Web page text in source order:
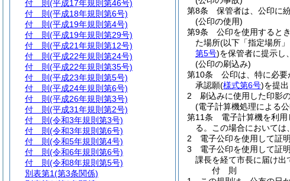
第8条
保管者は、公印に
(公印の使用)
第9条
公印を使用すると
た場所(以下「指定場所
第5号)を保管者に提示し
(公印の刷込み)
第10条
公印は、特に必要
承認願(様式第6号)を提
2
刷込みに使用した印影
(電子計算機処理による
第11条
電子計算機を利
る。
この場合においては
2
電子公印を使用して証
3
電子公印を使用して証
課長を経て市長に届け出
付 則
付 則 (平成17年規則第46号)
付 則 (平成18年規則第6号)
付 則 (平成19年規則第4号)
付 則 (平成19年規則第29号)
付 則 (平成21年規則第12号)
付 則 (平成22年規則第24号)
付 則 (平成22年規則第35号)
付 則 (平成23年規則第5号)
付 則 (平成24年規則第6号)
付 則 (平成26年規則第3号)
付 則 (平成31年規則第2号)
付 則 (令和3年規則第3号)
付 則 (令和3年規則第6号)
付 則 (令和5年規則第4号)
付 則 (令和6年規則第6号)
付 則 (令和8年規則第5号)
別表第1(第3条関係)